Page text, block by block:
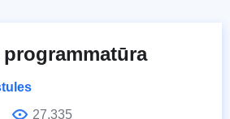
27,335